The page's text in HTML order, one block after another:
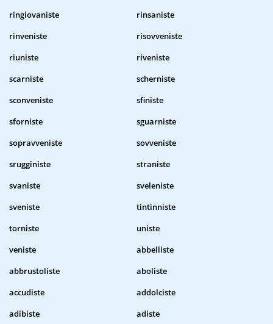
ringiovaniste
rinsaniste
rinveniste
risovveniste
riuniste
riveniste
scarniste
scherniste
sconveniste
sfiniste
sforniste
sguarniste
sopravveniste
sovveniste
srugginiste
straniste
svaniste
sveleniste
sveniste
tintinniste
torniste
uniste
veniste
abbelliste
abbrustoliste
aboliste
accudiste
addolciste
adibiste
adiste